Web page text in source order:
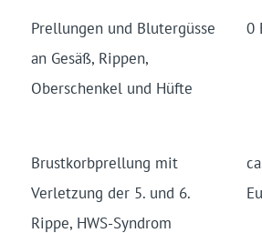
Prellungen und Blutergüsse
an Gesäß, Rippen,
Oberschenkel und Hüfte
0
Brustkorb­prellung mit
Verletzung der 5. und 6.
Rippe, HWS-Syndrom